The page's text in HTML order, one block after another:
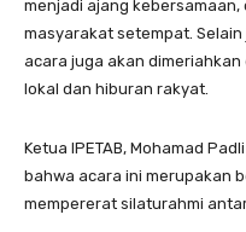
menjadi ajang
masyarakat setempat.
acara juga akan
lokal dan hiburan rakyat.
Ketua IPETAB, Mohamad
bahwa acara ini merupakan
mempererat silaturahmi